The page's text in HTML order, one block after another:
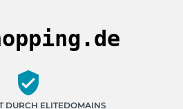
verified_user
DURCH ELITEDOMAINS